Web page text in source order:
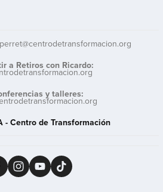
a Retiros con Ricardo:
- Centro de Transformación